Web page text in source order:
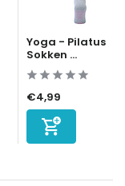
Yoga - Pilatus
Sokken ...
€4,99